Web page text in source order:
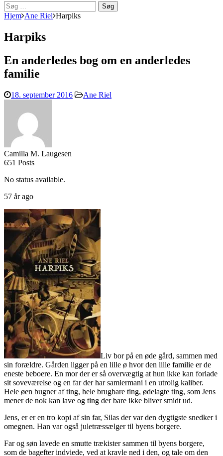
Søg
efter:
Hjem Ane Riel Harpiks
Harpiks
En anderledes bog om en anderledes
familie
18. september 2016 Ane Riel
Camilla M. Laugesen
651 Posts
No status available.
57 år ago
Liv bor på en øde gård, sammen med
sin forældre. Gården ligger på en lille ø hvor den lille familie er de
eneste beboere. En mor der er så overvægtig at hun ikke kan forlade
sit soveværelse og en far der har samlermani i en utrolig kaliber.
Hele øen bugner af ting, hele brugbare ting, ødelagte ting, som Jens
mener de nok kan lave og ting der bare ikke bliver smidt ud.
Jens, er er en tro kopi af sin far, Silas der var den dygtigste snedker i
omegnen. Han var også juletræssælger til byens borgere.
Far og søn lavede en smutte trækister sammen til byens borgere,
som de bagefter indviede, ved at kravle ned i den, og tale om den